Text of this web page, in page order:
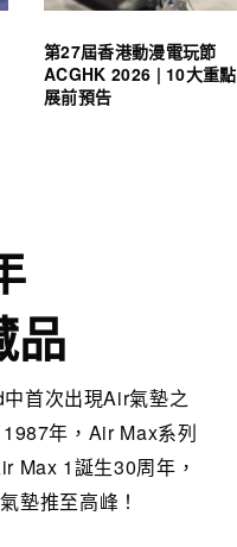
第27屆香港動漫電玩節
ACGHK 2026 | 10大重點
展前預告
品
首次出現Air氣墊之
年，Air Max系列
Max 1誕生30周年，
墊推至高峰！